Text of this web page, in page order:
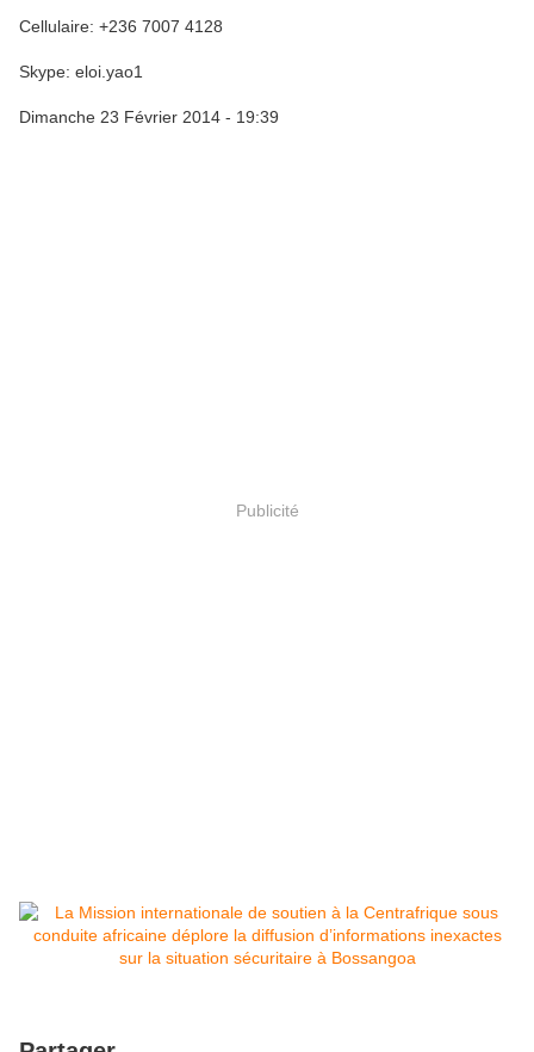
Cellulaire: +236 7007 4128
Skype: eloi.yao1
Dimanche 23 Février 2014 - 19:39
Publicité